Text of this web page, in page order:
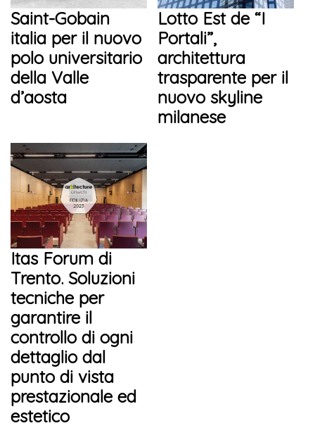
Saint-Gobain
italia per il nuovo
polo universitario
della Valle
d’aosta
Lotto Est de “I
Portali”,
architettura
trasparente per il
nuovo skyline
milanese
Itas Forum di
Trento. Soluzioni
tecniche per
garantire il
controllo di ogni
dettaglio dal
punto di vista
prestazionale ed
estetico